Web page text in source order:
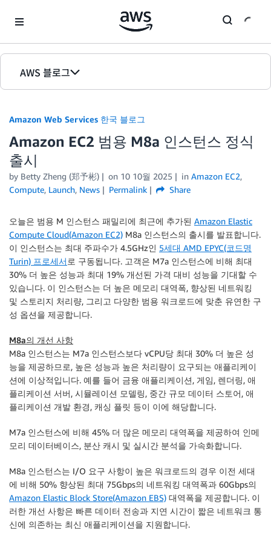
AWS 블로그
홈
에디션
Amazon Web Services 한국 블로그
Amazon EC2 범용 M8a 인스턴스 정식
출시
by Betty Zheng (郑予彬) on 10 10월 2025 in Amazon EC2,
Compute, Launch, News Permalink Share
오늘은 범용 M 인스턴스 패밀리에 최근에 추가된 Amazon Elastic
Compute Cloud(Amazon EC2) M8a 인스턴스의 출시를 발표합니다.
이 인스턴스는 최대 주파수가 4.5GHz인 5세대 AMD EPYC(코드명
Turin) 프로세서 로 구동됩니다. 고객은 M7a 인스턴스에 비해 최대
30% 더 높은 성능과 최대 19% 개선된 가격 대비 성능을 기대할 수
있습니다. 이 인스턴스는 더 높은 메모리 대역폭, 향상된 네트워킹
및 스토리지 처리량, 그리고 다양한 범용 워크로드에 맞춘 유연한 구
성 옵션을 제공합니다.
M8a의 개선 사항
M8a 인스턴스는 M7a 인스턴스보다 vCPU당 최대 30% 더 높은 성
능을 제공하므로, 높은 성능과 높은 처리량이 요구되는 애플리케이
션에 이상적입니다. 예를 들어 금융 애플리케이션, 게임, 렌더링, 애
플리케이션 서버, 시뮬레이션 모델링, 중간 규모 데이터 스토어, 애
플리케이션 개발 환경, 캐싱 플릿 등이 이에 해당합니다.
M7a 인스턴스에 비해 45% 더 많은 메모리 대역폭을 제공하여 인메
모리 데이터베이스, 분산 캐시 및 실시간 분석을 가속화합니다.
M8a 인스턴스는 I/O 요구 사항이 높은 워크로드의 경우 이전 세대
에 비해 50% 향상된 최대 75Gbps의 네트워킹 대역폭과 60Gbps의
Amazon Elastic Block Store(Amazon EBS) 대역폭을 제공합니다. 이
러한 개선 사항은 빠른 데이터 전송과 지연 시간이 짧은 네트워크 통
신에 의존하는 최신 애플리케이션을 지원합니다.